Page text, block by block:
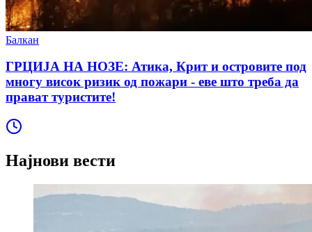
Балкан
ГРЦИЈА НА НОЗЕ: Атика, Крит и островите под
многу висок ризик од пожари - еве што треба да
прават туристите!
Најнови вести